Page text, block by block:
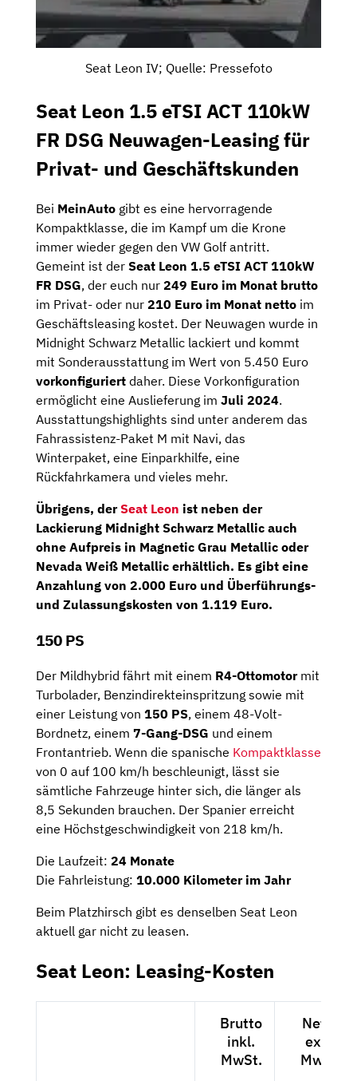
Seat Leon IV; Quelle: Pressefoto
Seat Leon 1.5 eTSI ACT 110kW
FR DSG Neuwagen-Leasing für
Privat- und Geschäftskunden
Bei MeinAuto gibt es eine hervorragende
Kompaktklasse, die im Kampf um die Krone
immer wieder gegen den VW Golf antritt.
Gemeint ist der Seat Leon 1.5 eTSI ACT 110kW
FR DSG, der euch nur 249 Euro im Monat brutto
im Privat- oder nur 210 Euro im Monat netto im
Geschäftsleasing kostet. Der Neuwagen wurde in
Midnight Schwarz Metallic lackiert und kommt
mit Sonderausstattung im Wert von 5.450 Euro
vorkonfiguriert daher. Diese Vorkonfiguration
ermöglicht eine Auslieferung im Juli 2024.
Ausstattungshighlights sind unter anderem das
Fahrassistenz-Paket M mit Navi, das
Winterpaket, eine Einparkhilfe, eine
Rückfahrkamera und vieles mehr.
Übrigens, derSeat Leon ist neben der
Lackierung Midnight Schwarz Metallic auch
ohne Aufpreis in Magnetic Grau Metallic oder
Nevada Weiß Metallic erhältlich. Es gibt eine
Anzahlung von 2.000 Euro und Überführungs-
und Zulassungskosten von 1.119 Euro.
150 PS
Der Mildhybrid fährt mit einem R4-Ottomotormit
Turbolader, Benzindirekteinspritzung sowie mit
einer Leistung von 150 PS, einem 48-Volt-
Bordnetz, einem 7-Gang-DSG und einem
Frontantrieb. Wenn die spanische Kompaktklasse
von 0 auf 100 km/h beschleunigt, lässt sie
sämtliche Fahrzeuge hinter sich, die länger als
8,5 Sekunden brauchen. Der Spanier erreicht
eine Höchstgeschwindigkeit von 218 km/h.
Die Laufzeit: 24 Monate
Die Fahrleistung: 10.000 Kilometer im Jahr
Beim Platzhirsch gibt es denselben Seat Leon
aktuell gar nicht zu leasen.
Seat Leon: Leasing-Kosten
Brutto
inkl.
MwSt.
Netto
exkl.
MwSt.